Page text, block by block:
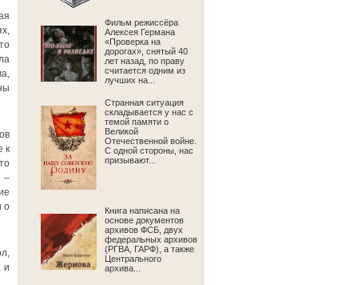
к
–
о
и
Фильм режиссёра
Алексея Германа
«Проверка на
дорогах», снятый 40
лет назад, по праву
считается одним из
лучших на...
Странная ситуация
складывается у нас с
темой памяти о
Великой
Отечественной войне.
С одной стороны, нас
призывают...
Книга написана на
основе документов
архивов ФСБ, двух
федеральных архивов
(РГВА, ГАРФ), а также
Центрального
архива...